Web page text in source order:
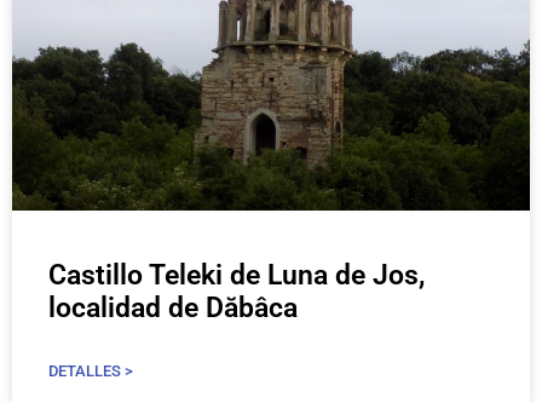
Castillo Teleki de Luna de Jos,
localidad de Dăbâca
DETALLES >